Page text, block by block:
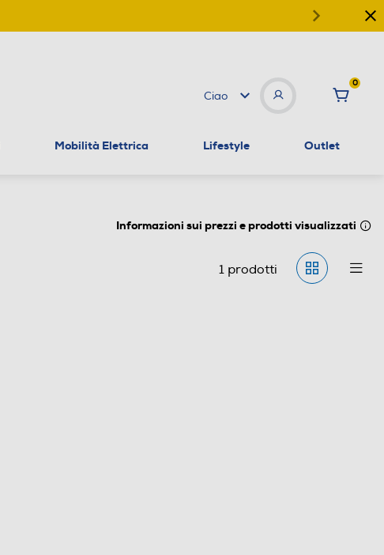
Ciao
0
Mobilità Elettrica Lifestyle Outlet
Informazioni sui prezzi e prodotti visualizzati
1prodotti